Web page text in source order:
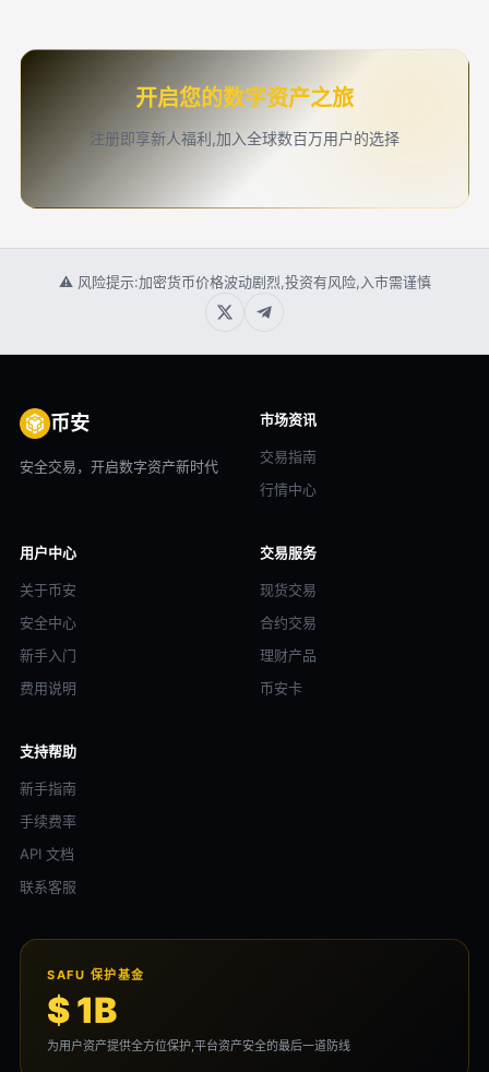
开启您的数字资产之旅
注册即享新人福利,加入全球数百万用户的选择
⚠ 风险提示:加密货币价格波动剧烈,投资有风险,入市需谨慎
币安
安全交易，开启数字资产新时代
市场资讯
交易指南
行情中心
用户中心
关于币安
安全中心
新手入门
费用说明
交易服务
现货交易
合约交易
理财产品
币安卡
支持帮助
新手指南
手续费率
API 文档
联系客服
SAFU 保护基金
$ 1B
为用户资产提供全方位保护,平台资产安全的最后一道防线